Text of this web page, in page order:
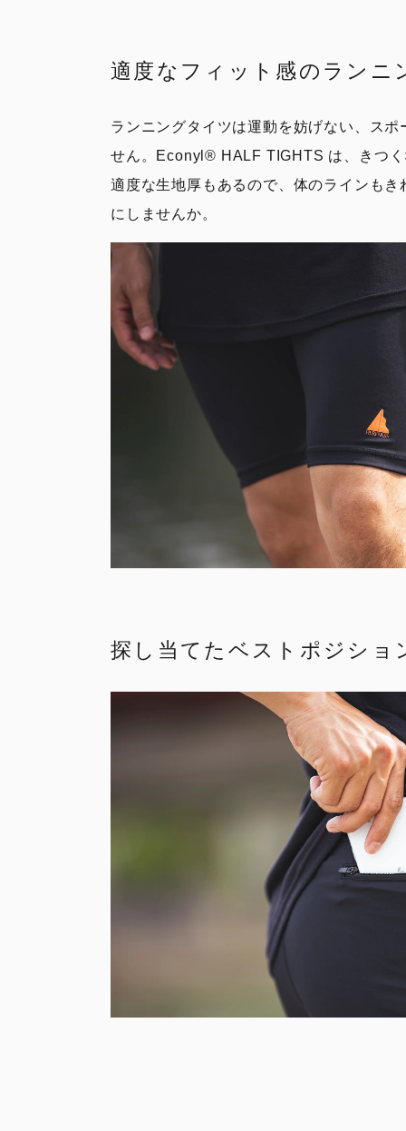
適度なフィット感のランニ
ランニングタイツは運動を妨げない、ス
せん。Econyl®︎ HALF TIGHTS は、きつ
適度な生地厚もあるので、体のラインも
にしませんか。
探し当てたベストポジショ